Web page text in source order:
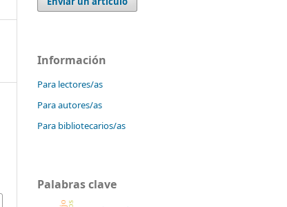
Información
Para lectores/as
Para autores/as
Para bibliotecarios/as
Palabras clave